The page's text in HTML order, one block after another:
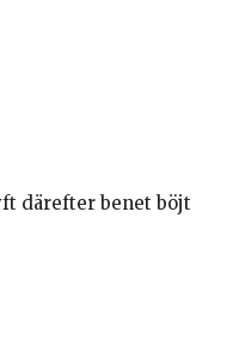
därefter benet böjt